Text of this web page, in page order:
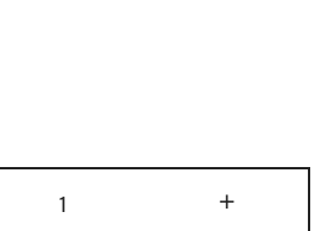
de
+